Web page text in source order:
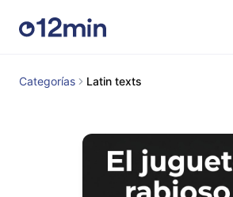
Categorías Latin texts